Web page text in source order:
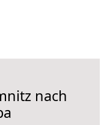
nach